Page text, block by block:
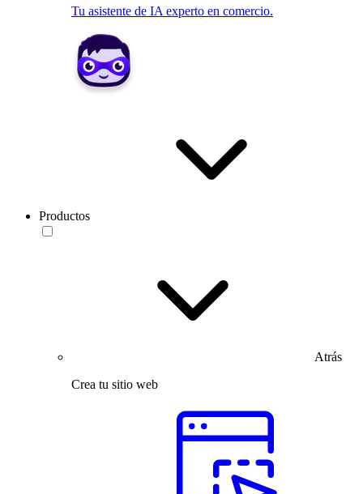
Tu asistente de IA experto en comercio.
Productos
Atrás
Crea tu sitio web